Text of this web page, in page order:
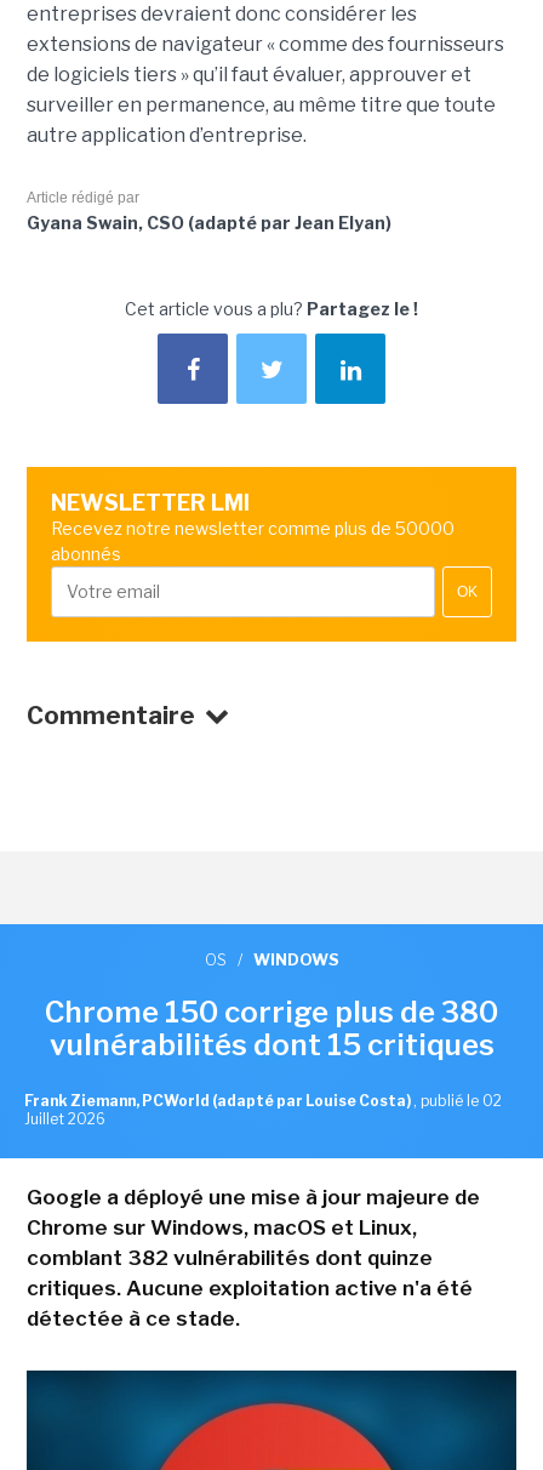
entreprises devraient donc considérer les
extensions de navigateur « comme des fournisseurs
de logiciels tiers » qu’il faut évaluer, approuver et
surveiller en permanence, au même titre que toute
autre application d’entreprise.
Article rédigé par
Gyana Swain, CSO (adapté par Jean Elyan)
Cet article vous a plu? Partagez le !
NEWSLETTER LMI
Recevez notre newsletter comme plus de 50000
abonnés
OK
Commentaire
OS / WINDOWS
Chrome 150 corrige plus de 380
vulnérabilités dont 15 critiques
Frank Ziemann, PCWorld (adapté par Louise Costa) , publié le 02
Juillet 2026
Google a déployé une mise à jour majeure de
Chrome sur Windows, macOS et Linux,
comblant 382 vulnérabilités dont quinze
critiques. Aucune exploitation active n'a été
détectée à ce stade.